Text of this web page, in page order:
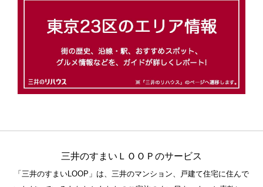
三井のすまいＬＯＯＰのサービス
「三井のすまいLOOP」は、三井のマンション、戸建て住宅に住んで